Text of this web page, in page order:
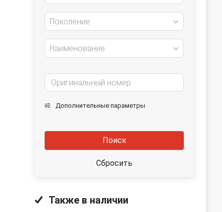
Поколение
Наименование
Дополнительные параметры
Поиск
Сбросить
Также в наличии